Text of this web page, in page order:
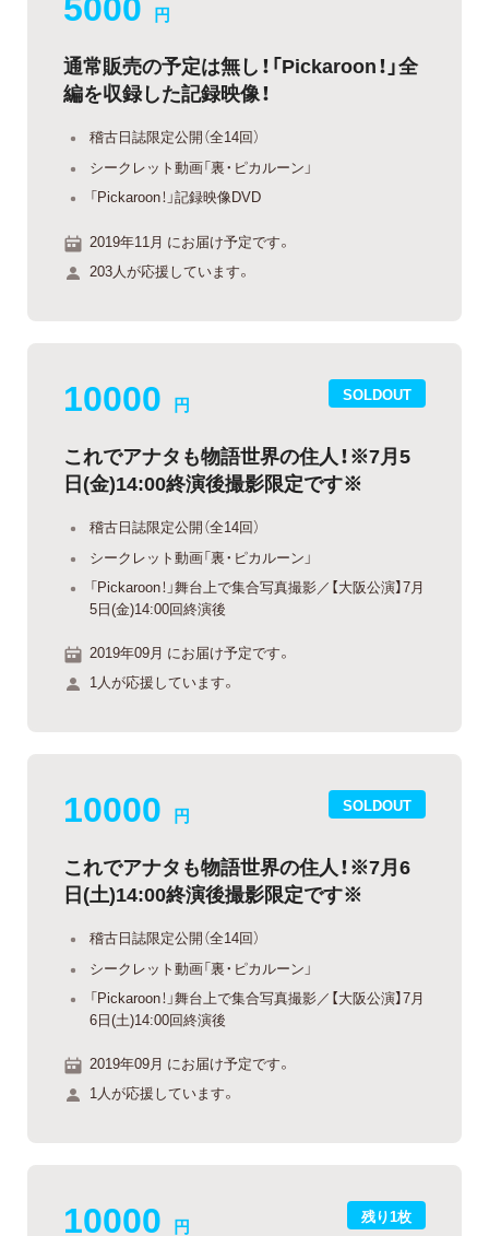
円
通常販売の予定は無し！「Pickaroon！」全
編を収録した記録映像！
稽古日誌限定公開（全14回）
シークレット動画「裏・ピカルーン」
「Pickaroon！」記録映像DVD
2019年11月 にお届け予定です。
203人が応援しています。
SOLDOUT
10000 円
これでアナタも物語世界の住人！※7月5
日(金)14:00終演後撮影限定です※
稽古日誌限定公開（全14回）
シークレット動画「裏・ピカルーン」
「Pickaroon！」舞台上で集合写真撮影／【大阪公演】7月
5日(金)14:00回終演後
2019年09月 にお届け予定です。
1人が応援しています。
SOLDOUT
10000 円
これでアナタも物語世界の住人！※7月6
日(土)14:00終演後撮影限定です※
稽古日誌限定公開（全14回）
シークレット動画「裏・ピカルーン」
「Pickaroon！」舞台上で集合写真撮影／【大阪公演】7月
6日(土)14:00回終演後
2019年09月 にお届け予定です。
1人が応援しています。
残り1枚
10000 円